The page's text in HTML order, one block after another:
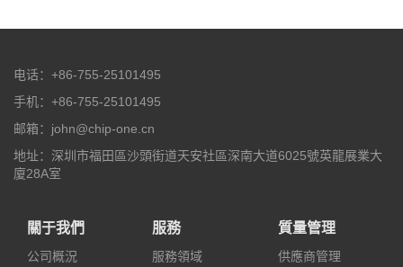
电话：+86-755-25101495
手机：+86-755-25101495
邮箱：john@chip-one.cn
地址：深圳市福田區沙頭街道天安社區深南大道6025號英龍展業大
廈28A室
關于我們
公司概況
服務
服務領域
質量管理
供應商管理